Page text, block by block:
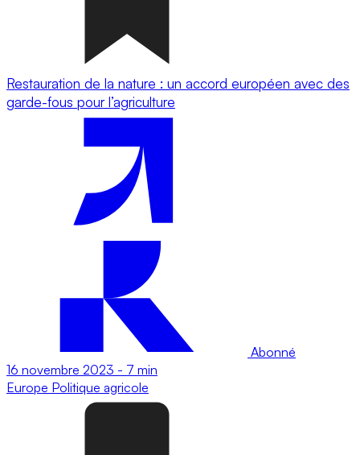
Restauration de la nature : un accord européen avec des
garde-fous pour l’agriculture
Abonné
16 novembre 2023 - 7 min
Europe Politique agricole